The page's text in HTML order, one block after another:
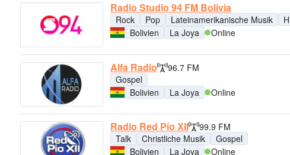
Radio Studio 94 FM Bolivia
Rock Pop Lateinamerikanische Musik
Bolivien
La Joya Online
Alfa Radio
96.7 FM
Gospel
Bolivien
La Joya Online
Radio Red Pío XII
99.9 FM
Talk
Christliche Musik
Gospel
Bolivien
La Joya Online